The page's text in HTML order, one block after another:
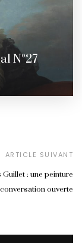
N°27
ARTICLE SUIVANT
Guillet : une peinture
ouverte